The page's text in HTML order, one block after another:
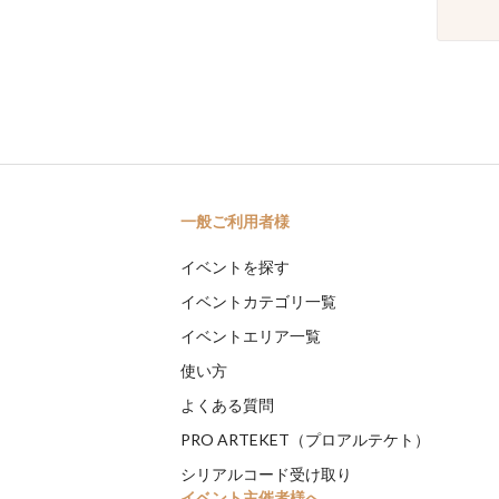
一般ご利用者様
イベントを探す
イベントカテゴリ一覧
イベントエリア一覧
使い方
よくある質問
PRO ARTEKET（プロアルテケト）
シリアルコード受け取り